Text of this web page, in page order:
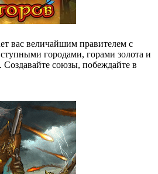
вас величайшим правителем с
городами, горами золота и
Создавайте союзы, побеждайте в